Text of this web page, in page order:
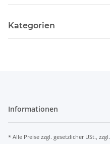
Kategorien
Informationen
* Alle Preise zzgl. gesetzlicher USt., zzgl.